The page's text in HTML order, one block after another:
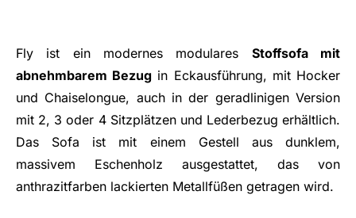
Fly ist ein modernes modulares Stoffsofa mit
abnehmbarem Bezug in Eckausführung, mit Hocker
und Chaiselongue, auch in der geradlinigen Version
mit 2, 3 oder 4 Sitzplätzen und Lederbezug erhältlich.
Das Sofa ist mit einem Gestell aus dunklem,
massivem Eschenholz ausgestattet, das von
anthrazitfarben lackierten Metallfüßen getragen wird.